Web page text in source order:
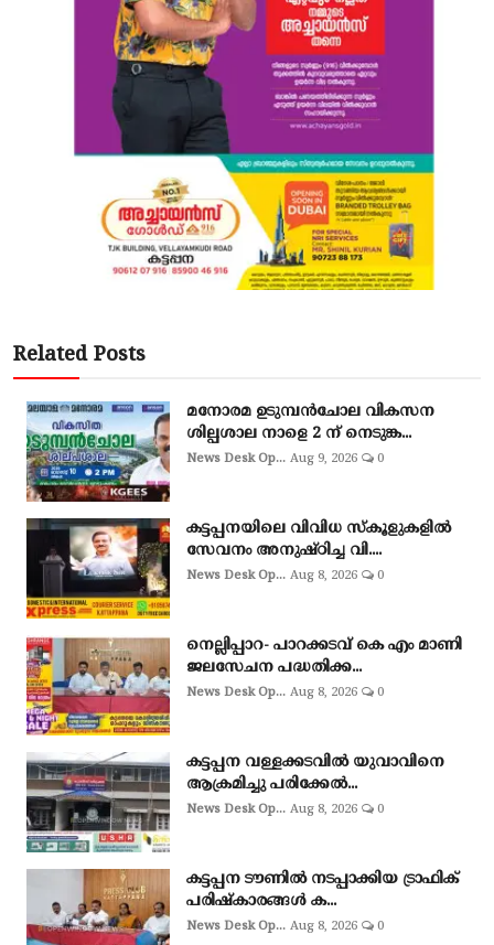
Related Posts
മനോരമ ഉടുമ്പൻചോല വികസന
ശില്പശാല നാളെ 2 ന് നെടുങ്ക...
News Desk Op... Aug 9, 2026 0
കട്ടപ്പനയിലെ വിവിധ സ്കൂളുകളിൽ
സേവനം അനുഷ്ഠിച്ച വി....
News Desk Op... Aug 8, 2026 0
നെല്ലിപ്പാറ- പാറക്കടവ് കെ എം മാണി
ജലസേചന പദ്ധതിക്ക...
News Desk Op... Aug 8, 2026 0
കട്ടപ്പന വള്ളക്കടവിൽ യുവാവിനെ
ആക്രമിച്ചു പരിക്കേൽ...
News Desk Op... Aug 8, 2026 0
കട്ടപ്പന ടൗണിൽ നടപ്പാക്കിയ ട്രാഫിക്
പരിഷ്കാരങ്ങൾ ക...
News Desk Op... Aug 8, 2026 0